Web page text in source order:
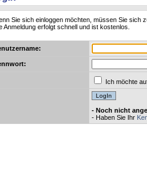
Sie sich einloggen möchten, müssen Sie sich
Anmeldung erfolgt schnell und ist kostenlos.
Ich möchte
- Noch nicht
- Haben Sie Ihr